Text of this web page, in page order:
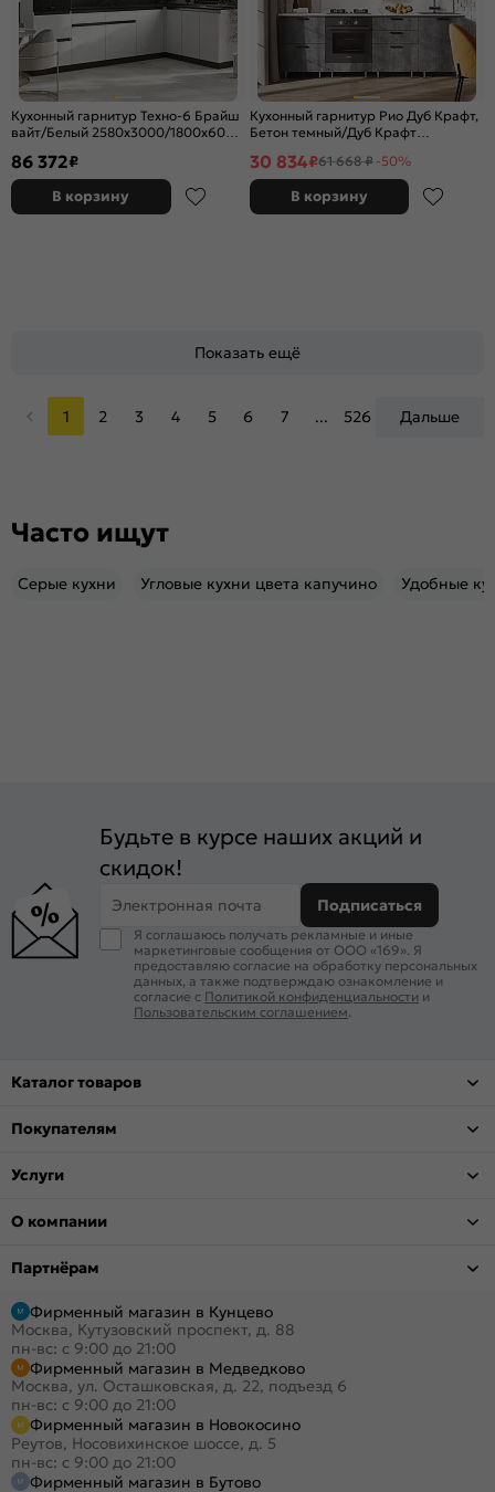
Кухонный гарнитур Техно-6 Брайш
вайт/Белый 2580x3000/1800x600
86 372₽
В корзину
Кухонный гарнитур Рио Дуб Крафт,
Бетон темный/Дуб Крафт
30 834₽61 668 ₽ -50%
В корзину
Показать ещё
1 2 3 4 5 6 7 ... 526 Дальше
Часто ищут
Серые кухни Угловые кухни цвета капучино Удобные
Будьте в курсе наших акций и
скидок!
Электронная почта Подписаться
Я соглашаюсь получать рекламные и иные
маркетинговые сообщения от ООО «169». Я
предоставляю согласие на обработку персональных
данных, а также подтверждаю ознакомление и
согласие с Политикой конфиденциальности и
Пользовательским соглашением.
Каталог товаров
Покупателям
Услуги
О компании
Партнёрам
Фирменный магазин в Кунцево
Москва, Кутузовский проспект, д. 88
пн-вс: с 9:00 до 21:00
Фирменный магазин в Медведково
Москва, ул. Осташковская, д. 22, подъезд 6
пн-вс: с 9:00 до 21:00
Фирменный магазин в Новокосино
Реутов, Носовихинское шоссе, д. 5
пн-вс: с 9:00 до 21:00
Фирменный магазин в Бутово